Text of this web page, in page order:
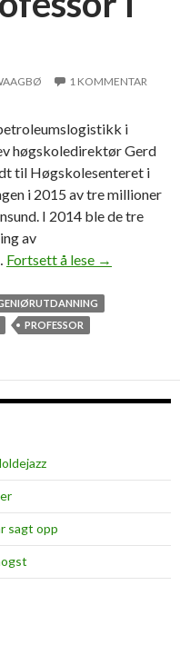
1 KOMMENTAR
i
høgskoledirektør Gerd
til Høgskolesenteret i
i 2015 av tre millioner
I 2014 ble de tre
av
Fortsett å lese V
p
f
→
PROFESSOR
sagt opp